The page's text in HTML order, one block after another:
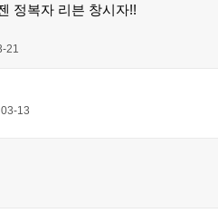
정복자 리븐 창시자!!
21
03-13